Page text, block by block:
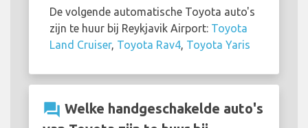
De volgende automatische Toyota auto's
zijn te huur bij Reykjavik Airport: Toyota
Land Cruiser, Toyota Rav4, Toyota Yaris
question_answer Welke handgeschakelde auto's